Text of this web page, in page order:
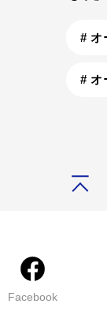
# オ
# オ
Facebook